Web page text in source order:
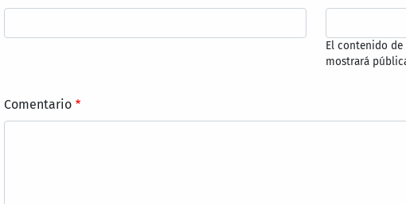
El contenido
mostrará
Comentario